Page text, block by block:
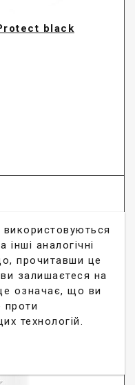
black
аналогічні
прочитавши це
залишаєтеся на
означає, що ви
проти
технологій.